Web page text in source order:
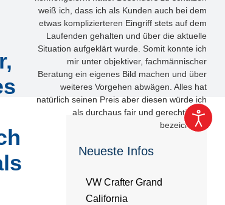
weiß ich, dass ich als Kunden auch bei dem
etwas komplizierteren Eingriff stets auf dem
Laufenden gehalten und über die aktuelle
Situation aufgeklärt wurde. Somit konnte ich
mir unter objektiver, fachmännischer
Beratung ein eigenes Bild machen und über
weiteres Vorgehen abwägen. Alles hat
natürlich seinen Preis aber diesen würde ich
als durchaus fair und gerechtfertigt
bezeichnen.
Neueste Infos
VW Crafter Grand
California